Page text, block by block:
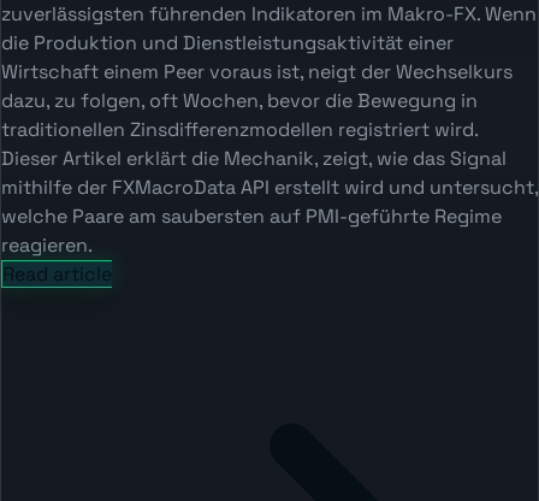
zuverlässigsten führenden Indikatoren im Makro-FX. Wenn
die Produktion und Dienstleistungsaktivität einer
Wirtschaft einem Peer voraus ist, neigt der Wechselkurs
dazu, zu folgen, oft Wochen, bevor die Bewegung in
traditionellen Zinsdifferenzmodellen registriert wird.
Dieser Artikel erklärt die Mechanik, zeigt, wie das Signal
mithilfe der FXMacroData API erstellt wird und untersucht,
welche Paare am saubersten auf PMI-geführte Regime
reagieren.
Read article